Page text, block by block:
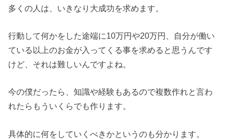
多くの人は、いきなり大成功を求めます。
行動して何かをした途端に10万円や20万円、自分が働い
ている以上のお金が入ってくる事を求めると思うんです
けど、それは難しいんですよね。
今の僕だったら、知識や経験もあるので複数作れと言わ
れたらもういくらでも作ります。
具体的に何をしていくべきかというのも分かります。